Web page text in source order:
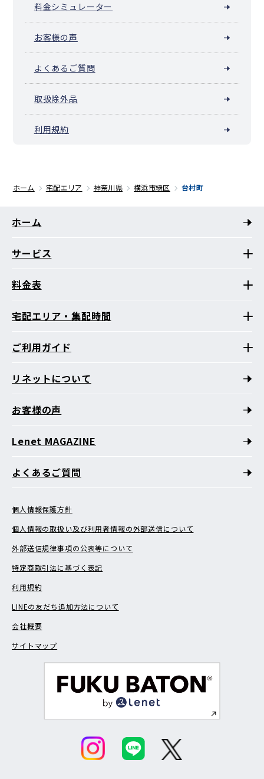
料金シミュレーター
お客様の声
よくあるご質問
取扱除外品
利用規約
ホーム 宅配エリア 神奈川県 横浜市緑区 台村町
ホーム
サービス
料金表
宅配エリア・集配時間
ご利用ガイド
リネットについて
お客様の声
Lenet MAGAZINE
よくあるご質問
個人情報保護方針
個人情報の取扱い及び利用者情報の外部送信について
外部送信規律事項の公表等について
特定商取引法に基づく表記
利用規約
LINEの友だち追加方法について
会社概要
サイトマップ